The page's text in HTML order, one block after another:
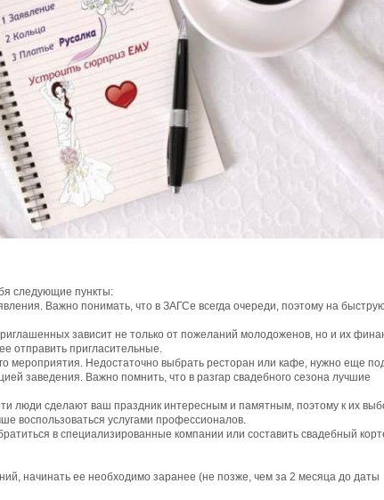
следующие пункты:
Важно понимать, что в ЗАГСе всегда очереди, поэтому на
зависит не только от пожеланий молодоженов, но и их
отправить пригласительные.
мероприятия. Недостаточно выбрать ресторан или кафе, нужно еще
заведения. Важно помнить, что в разгар свадебного сезона лучшие
люди сделают ваш праздник интересным и памятным, поэтому к их
воспользоваться услугами профессионалов.
в специализированные компании или составить свадебный
начинать ее необходимо заранее (не позже, чем за 2 месяца до даты